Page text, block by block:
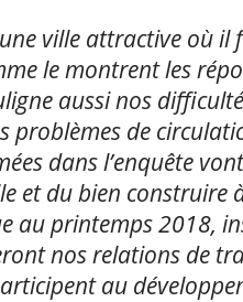
ville attractive où
le montrent les
aussi nos
problèmes de
dans l’enquête
et du bien construire
au printemps 2018,
nos relations de
au